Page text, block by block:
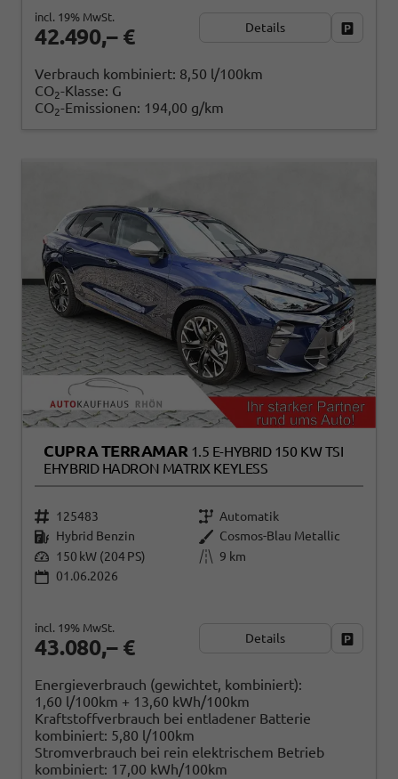
42.490,– €
incl. 19% MwSt.
Details
Verbrauch kombiniert: 8,50 l/100km
CO2-Klasse: G
CO2-Emissionen: 194,00 g/km
CUPRA TERRAMAR 1.5 E-HYBRID 150 KW TSI
EHYBRID HADRON MATRIX KEYLESS
125483
Automatik
Hybrid Benzin
Cosmos-Blau Metallic
150 kW (204 PS)
9 km
01.06.2026
43.080,– €
incl. 19% MwSt.
Details
Energieverbrauch (gewichtet, kombiniert):
1,60 l/100km + 13,60 kWh/100km
Kraftstoffverbrauch bei entladener Batterie
kombiniert: 5,80 l/100km
Stromverbrauch bei rein elektrischem Betrieb
kombiniert: 17,00 kWh/100km